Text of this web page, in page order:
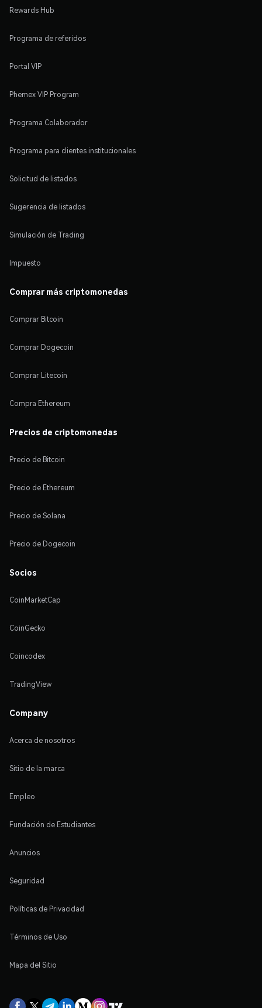
Rewards Hub
Programa de referidos
Portal VIP
Phemex VIP Program
Programa Colaborador
Programa para clientes institucionales
Solicitud de listados
Sugerencia de listados
Simulación de Trading
Impuesto
Comprar más criptomonedas
Comprar Bitcoin
Comprar Dogecoin
Comprar Litecoin
Compra Ethereum
Precios de criptomonedas
Precio de Bitcoin
Precio de Ethereum
Precio de Solana
Precio de Dogecoin
Socios
CoinMarketCap
CoinGecko
Coincodex
TradingView
Company
Acerca de nosotros
Sitio de la marca
Empleo
Fundación de Estudiantes
Anuncios
Seguridad
Políticas de Privacidad
Términos de Uso
Mapa del Sitio